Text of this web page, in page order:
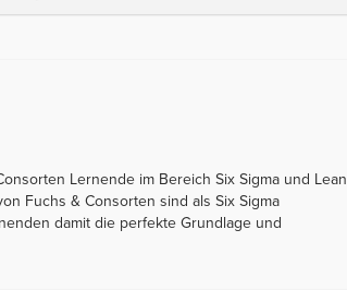
Lernende im Bereich Six Sigma und Lean
Fuchs & Consorten sind als Six Sigma
damit die perfekte Grundlage und